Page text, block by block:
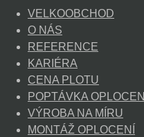
VELKOOBCHOD
O NÁS
REFERENCE
KARIÉRA
CENA PLOTU
POPTÁVKA OPLOCENÍ
VÝROBA NA MÍRU
MONTÁŽ OPLOCENÍ